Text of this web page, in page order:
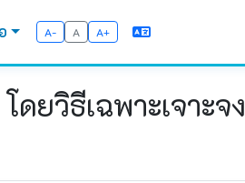
A- A A+
ยวิธีเฉพาะเจาะจง